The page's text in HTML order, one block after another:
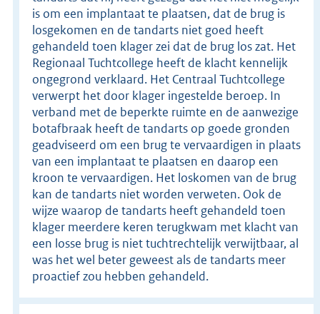
is om een implantaat te plaatsen, dat de brug is
losgekomen en de tandarts niet goed heeft
gehandeld toen klager zei dat de brug los zat. Het
Regionaal Tuchtcollege heeft de klacht kennelijk
ongegrond verklaard. Het Centraal Tuchtcollege
verwerpt het door klager ingestelde beroep. In
verband met de beperkte ruimte en de aanwezige
botafbraak heeft de tandarts op goede gronden
geadviseerd om een brug te vervaardigen in plaats
van een implantaat te plaatsen en daarop een
kroon te vervaardigen. Het loskomen van de brug
kan de tandarts niet worden verweten. Ook de
wijze waarop de tandarts heeft gehandeld toen
klager meerdere keren terugkwam met klacht van
een losse brug is niet tuchtrechtelijk verwijtbaar, al
was het wel beter geweest als de tandarts meer
proactief zou hebben gehandeld.